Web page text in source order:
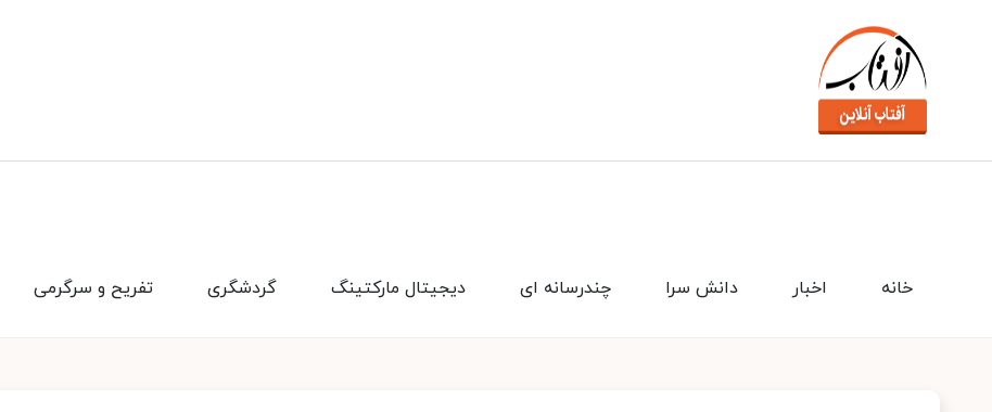
تفریح و سرگرمی گردشگری دیجیتال مارکتینگ چندرسانه ای دانش سرا اخبار خانه